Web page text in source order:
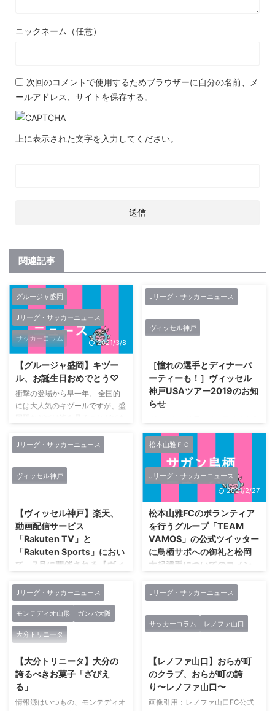
ニックネーム（任意）
次回のコメントで使用するためブラウザーに自分の名前、メ
ールアドレス、サイトを保存する。
上に表示された文字を入力してください。
関連記事
グルージャ盛岡
Jリーグ・サッカーニュース
サッカーコラム
2021/3/8
【グルージャ盛岡】キヅー
ル、お誕生日おめでとう♡
衝撃の登場から早一年。 全国的
には大人気のキヅールですが、盛
キャラクターに育って欲しいで
す。 本日、9/26はうちの鶴の誕
生日?おめでとう?いつまでも多く
の人に愛される存在になって欲し
戦で来場者の皆さまにプレゼン
ト?生誕祭の詳細➡️
https://t.co/F0CMGxxTbW #グル
ージャ盛岡#一岩#繋#キヅール#
祈鶴#祈鶴生誕祭
Jリーグ・サッカーニュース
ヴィッセル神戸
［憧れの選手とディナーパ
ーティーも！］ヴィッセル
神戸USAツアー2019のお知
らせ
衆国のロサンゼルスを拠点にプレ
シーズンツアーを実施することに
なりました。 プレシーズンツア
ーに合わせて楽天トラベルにて限
定ツアーを催行いたします。 憧
れの選手とディナーパーティーへ
さん。ヴィッセル神戸ファンクラ
ブ会員の方は、お得な価格でツア
ーをご提供！ぜひご参加くださ
い！ https://www.vissel-
kobe.co.jp/news/article/15644.h
2019 ...
Jリーグ・サッカーニュース
ヴィッセル神戸
【ヴィッセル神戸】楽天、
動画配信サービス
「Rakuten TV」と
「Rakuten Sports」におい
て、7月に開催される【ヴィ
Cup」のライブ配信を決定 -
国内でのテレビ放送は
WOWOWで生中継 -
楽天株式会社（本社：東京都世田
谷区、代表取締役会長兼社長：三
木谷 浩史、以下「楽天」）は、7
月に開催される「Rakuten Cup
Supported by スカルプD（以
下、「Rakuten Cup」）」の試合
を、国内利用者向けの動画配信サ
松本山雅ＦＣ
Jリーグ・サッカーニュース
2021/2/27
松本山雅FCのボランティア
を行うグループ「TEAM
VAMOS」の公式ツイッター
に鳥栖サポへの御礼と松岡
大起選手についてのコメン
サガンティーノのみなさんこんに
ムで、ボランティアを行うグルー
プ「TEAM VAMOS」の公式ツイ
と松岡大起選手についてのコメン
トがツイートされていました。
【御礼】800人近い鳥栖サポータ
ーの皆様、ご来場ありがとうござ
いました！U-18の松岡大起選手
Jリーグ・サッカーニュース
モンテディオ山形 ガンバ大阪
大分トリニータ
【大分トリニータ】大分の
誇るべきお菓子「ざびえ
る」
情報源はいつもの、モンテディオ
Jリーグ・サッカーニュース
サッカーコラム
レノファ山口
【レノファ山口】おらが町
のクラブ、おらが町の誇
り〜レノファ山口〜
画像引用：レノファ山口FC公式